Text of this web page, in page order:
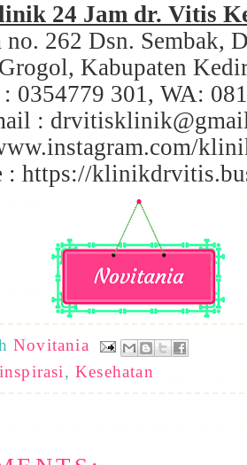
24 Jam dr. Vitis
no. 262 Dsn. Sembak,
Kabupaten
0354779 301, WA:
:
: https://
Novitania
inspirasi,Kesehatan